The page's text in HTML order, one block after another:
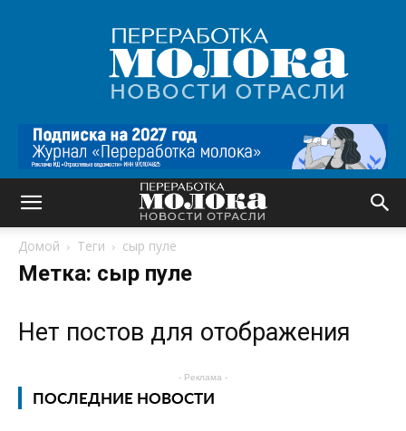
Переработка
молока
|
Новости
Домой Теги сыр пуле
Метка: сыр пуле
Нет постов для отображения
- Реклама -
ПОСЛЕДНИЕ НОВОСТИ